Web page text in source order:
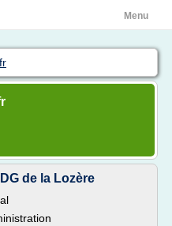
Menu
de la Lozère